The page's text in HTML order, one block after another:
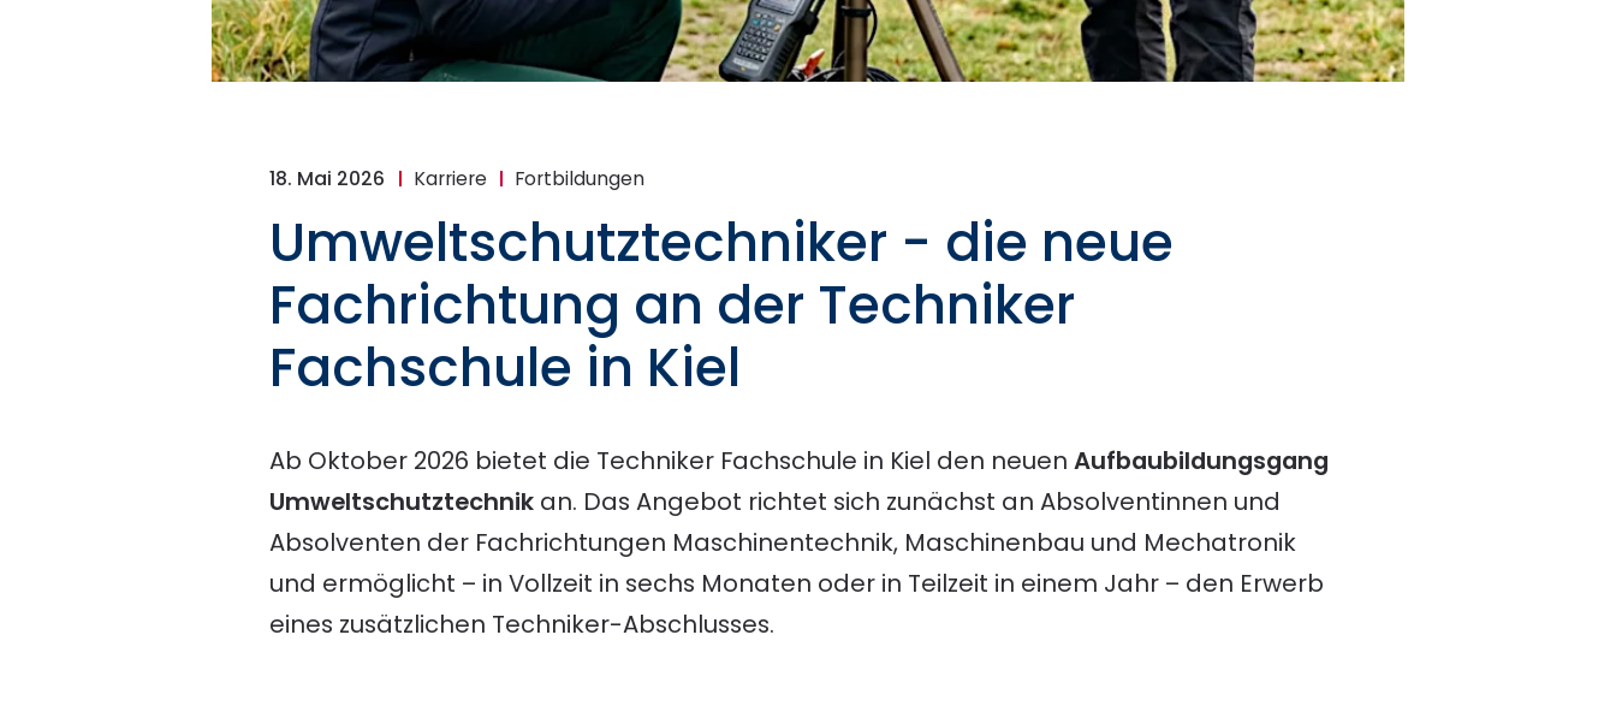
18. Mai 2026 Karriere Fortbildungen
Umweltschutztechniker - die neue
Fachrichtung an der Techniker
Fachschule in Kiel
Ab Oktober 2026 bietet die Techniker Fachschule in Kiel den neuen Aufbaubildungsgang
Umweltschutztechnik an. Das Angebot richtet sich zunächst an Absolventinnen und
Absolventen der Fachrichtungen Maschinentechnik, Maschinenbau und Mechatronik
und ermöglicht – in Vollzeit in sechs Monaten oder in Teilzeit in einem Jahr – den Erwerb
eines zusätzlichen Techniker-Abschlusses.